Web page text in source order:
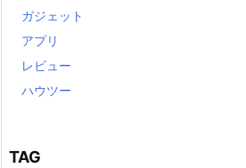
ガジェット
アプリ
レビュー
ハウツー
TAG